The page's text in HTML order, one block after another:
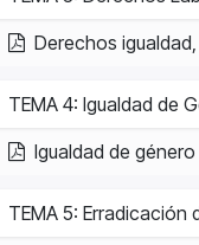
Derechos
TEMA 4: Igualdad de
Igualdad de género
TEMA 5: Erradicación